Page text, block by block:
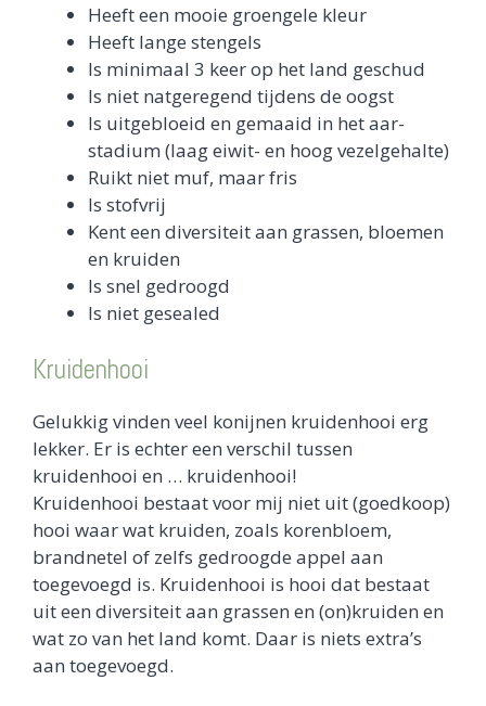
Heeft een mooie groengele kleur
Heeft lange stengels
Is minimaal 3 keer op het land geschud
Is niet natgeregend tijdens de oogst
Is uitgebloeid en gemaaid in het aar-
stadium (laag eiwit- en hoog vezelgehalte)
Ruikt niet muf, maar fris
Is stofvrij
Kent een diversiteit aan grassen, bloemen
en kruiden
Is snel gedroogd
Is niet gesealed
Kruidenhooi
Gelukkig vinden veel konijnen kruidenhooi erg
lekker. Er is echter een verschil tussen
kruidenhooi en … kruidenhooi!
Kruidenhooi bestaat voor mij niet uit (goedkoop)
hooi waar wat kruiden, zoals korenbloem,
brandnetel of zelfs gedroogde appel aan
toegevoegd is. Kruidenhooi is hooi dat bestaat
uit een diversiteit aan grassen en (on)kruiden en
wat zo van het land komt. Daar is niets extra’s
aan toegevoegd.